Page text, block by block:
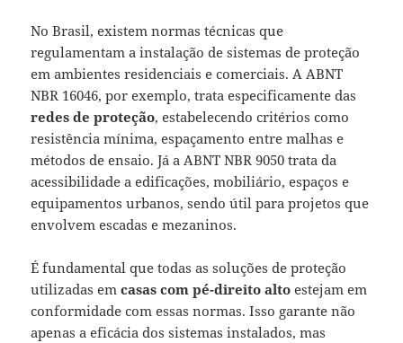
No Brasil, existem normas técnicas que
regulamentam a instalação de sistemas de proteção
em ambientes residenciais e comerciais. A ABNT
NBR 16046, por exemplo, trata especificamente das
redes de proteção, estabelecendo critérios como
resistência mínima, espaçamento entre malhas e
métodos de ensaio. Já a ABNT NBR 9050 trata da
acessibilidade a edificações, mobiliário, espaços e
equipamentos urbanos, sendo útil para projetos que
envolvem escadas e mezaninos.
É fundamental que todas as soluções de proteção
utilizadas emcasas com pé-direito alto estejam em
conformidade com essas normas. Isso garante não
apenas a eficácia dos sistemas instalados, mas